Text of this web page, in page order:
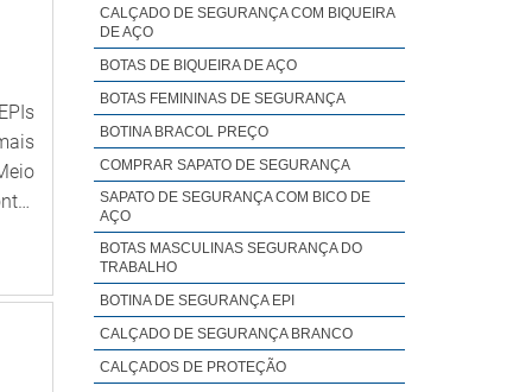
e
e
e
CALÇADO DE SEGURANÇA COM BIQUEIRA
DE AÇO
BOTAS DE BIQUEIRA DE AÇO
BOTAS FEMININAS DE SEGURANÇA
BOTINA BRACOL PREÇO
COMPRAR SAPATO DE SEGURANÇA
SAPATO DE SEGURANÇA COM BICO DE
AÇO
BOTAS MASCULINAS SEGURANÇA DO
TRABALHO
BOTINA DE SEGURANÇA EPI
CALÇADO DE SEGURANÇA BRANCO
CALÇADOS DE PROTEÇÃO